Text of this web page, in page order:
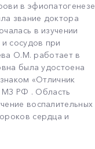
в эфиопатогенезе
звание доктора
в изучении
сосудов при
О.М. работает в
была удостоена
«Отличник
МЗ РФ . Область
воспалительных
сердца и